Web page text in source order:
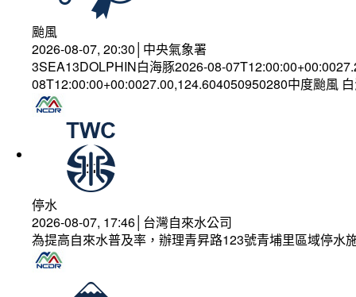
颱風
2026-08-07, 20:30│中央氣象署
3SEA13DOLPHIN白海豚2026-08-
08T12:00:00+00:0027.00,124.604050950280中度颱風
停水
2026-08-07, 17:46│台灣自來水公司
為提高自來水普及率，辦理青昇路123號青埔里區域停水